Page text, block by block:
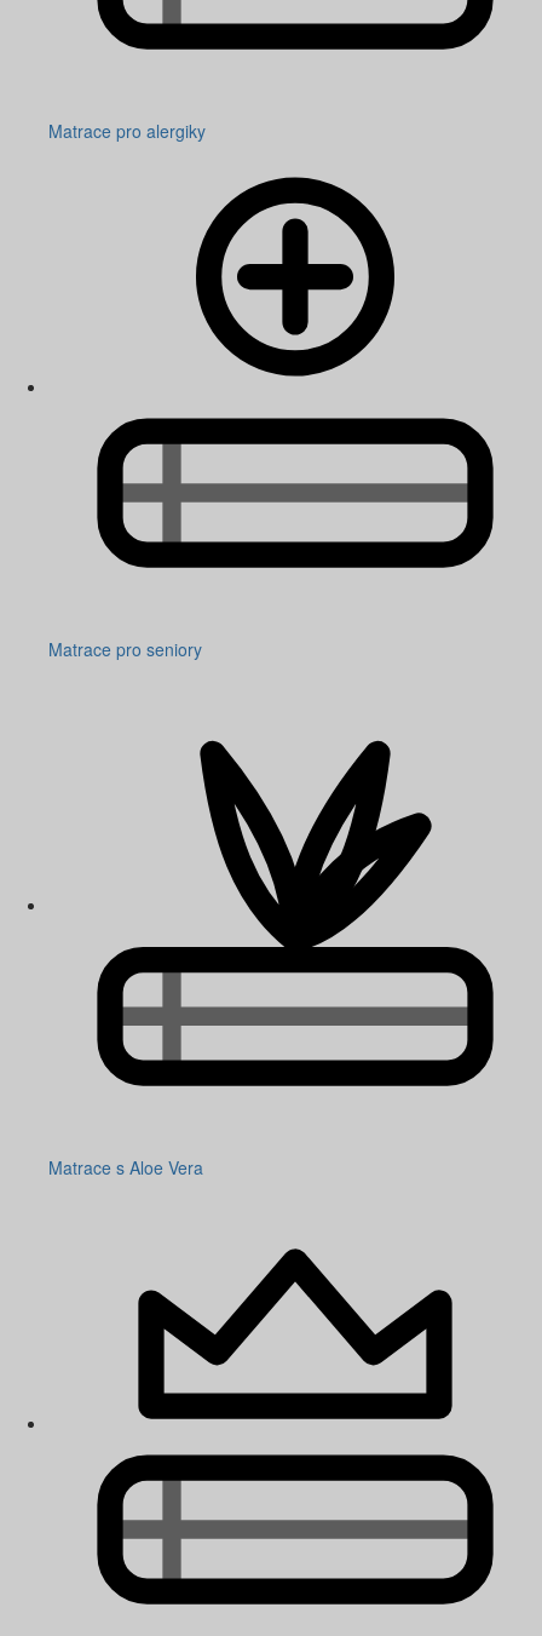
Matrace pro alergiky
Matrace pro seniory
Matrace s Aloe Vera